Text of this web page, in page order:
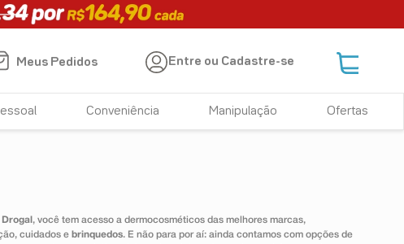
Meus Pedidos Entre ou Cadastre-se
Conveniência Manipulação Ofertas
Drogal , você tem acesso a dermocosméticos das melhores marcas,
cuidados e brinquedos. E não para por aí: ainda contamos com opções de